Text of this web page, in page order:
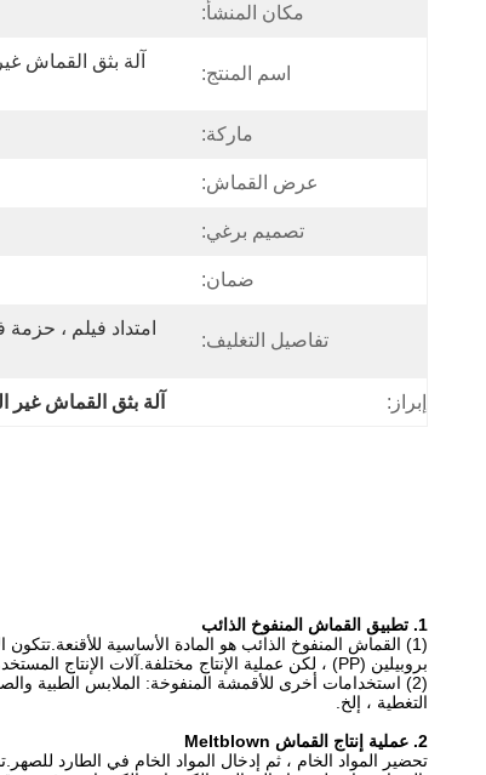
مكان المنشأ:
اسم المنتج:
ماركة:
عرض القماش:
تصميم برغي:
ضمان:
تفاصيل التغليف:
إبراز: آلة بثق القماش غير
1. تطبيق القماش المنفوخ الذائب
بروبيلين (PP) ، لكن عملية الإنتاج مختلفة.آلات الإنتاج المستخدمة مختلفة أيضًا.تصنع شركة GWELL بشكل أساسي معدات إنتاج القماش المنفوخ بالذوبان.
(2) استخدامات أخرى للأقمشة المنفوخة: الملابس الطبية
التغطية ، إلخ.
2. عملية إنتاج القماش Meltblown
تحضير المواد الخام ، ثم إدخال المواد الخام في الطارد